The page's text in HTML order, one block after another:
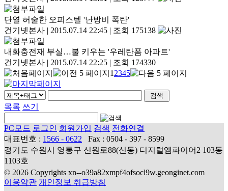
단열 허술한 오피스텔 '난방비 폭탄'
건기넷본사 | 2015.07.14 22:45 | 조회 175138
내화충전재 부실…불 키우는 '우레탄폼 아파트'
건기넷본사 | 2015.07.14 22:25 | 조회 174330
1 2345
목록 쓰기
PC모드 로그인 회원가입 검색 전화연결
대표번호 : 1566 - 0622
Fax : 0504 - 397 - 8599
경기도 수원시 영통구 신원로88(신동) 디지털엠파이어2 103동
1103호
© 2026 Copyrights xn--o39a82xmpf4ofsocl9w.geonginet.com
이용약관 개인정보 취급방침